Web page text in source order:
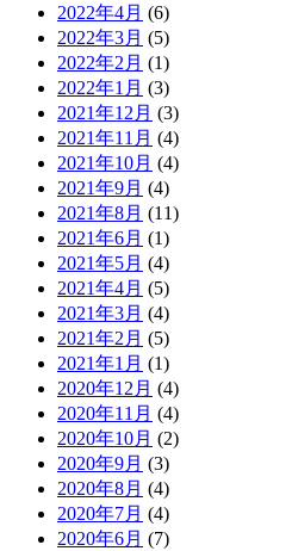
2022年4月 (6)
2022年3月 (5)
2022年2月 (1)
2022年1月 (3)
2021年12月 (3)
2021年11月 (4)
2021年10月 (4)
2021年9月 (4)
2021年8月 (11)
2021年6月 (1)
2021年5月 (4)
2021年4月 (5)
2021年3月 (4)
2021年2月 (5)
2021年1月 (1)
2020年12月 (4)
2020年11月 (4)
2020年10月 (2)
2020年9月 (3)
2020年8月 (4)
2020年7月 (4)
2020年6月 (7)